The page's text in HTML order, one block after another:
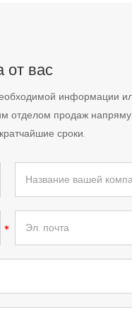
от вас
информации
отделом продаж
сроки.